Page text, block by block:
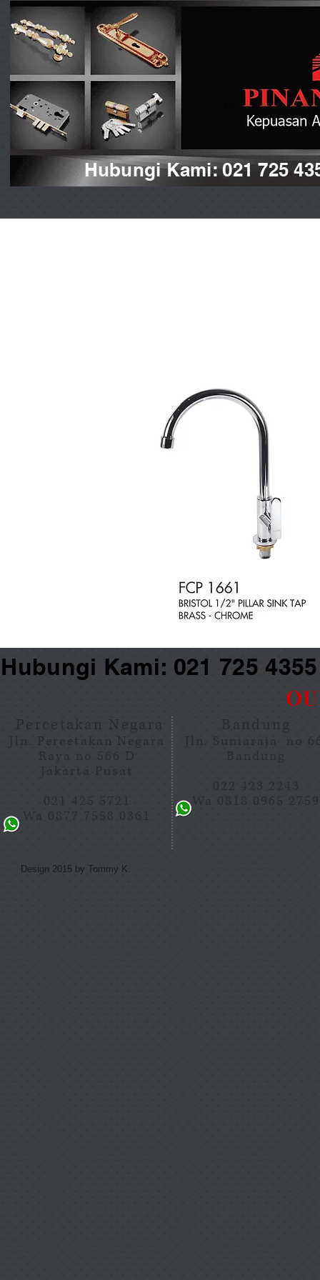
Hubungi Kami: 021 725
Kami: 021 725
Percetakan Negara
Jln. Percetakan Negara
Raya no 566 D
Jakarta Pusat
021 425 5721
Wa 0877 7558 0361
Bandung
Jln. Suniaraja no
Bandung
022 423 2243
Wa 0818 0965 2759
Design 2015 by Tommy K.